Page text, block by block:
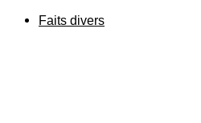
Faits divers